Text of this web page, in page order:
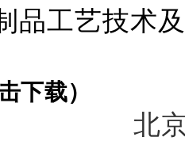
品工艺技术
下载）
北